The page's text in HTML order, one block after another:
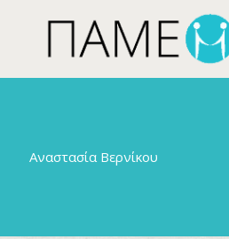
Αναστασία Βερνίκου